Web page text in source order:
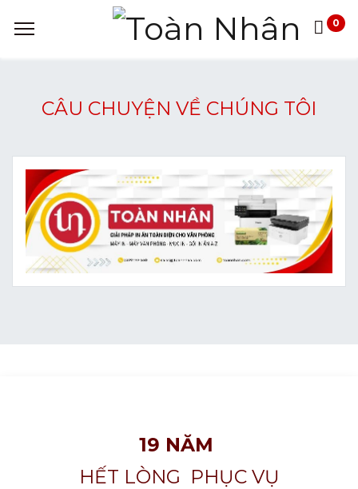
0
CÂU CHUYỆN VỀ CHÚNG TÔI
19 NĂM
HẾT LÒNG PHỤC VỤ